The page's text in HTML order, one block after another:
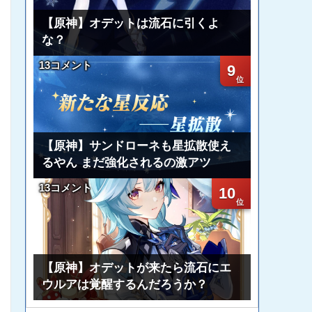
【原神】オデットは流石に引くよ
な？
9
13コメント
【原神】サンドローネも星拡散使え
るやん まだ強化されるの激アツ
10
13コメント
【原神】オデットが来たら流石にエ
ウルアは覚醒するんだろうか？